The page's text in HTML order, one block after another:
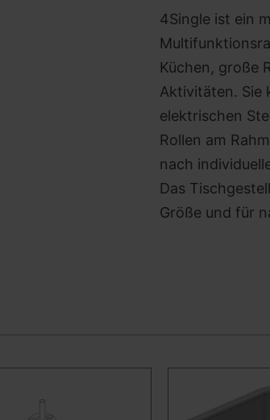
4Single ist ein
Küchen, große
Aktivitäten. Sie
elektrischen
Rollen am
nach
Das
Größe und für